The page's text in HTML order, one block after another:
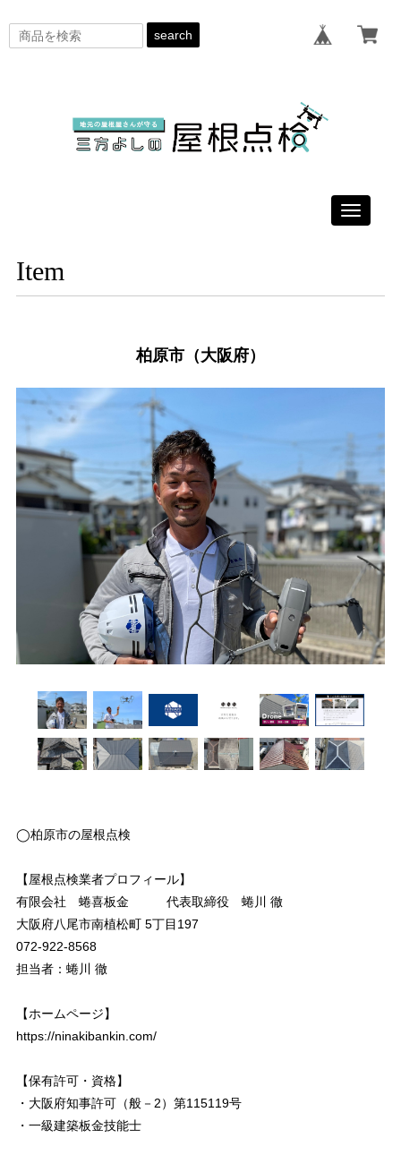
search
Toggle
Item
柏原市（大阪府）
◯柏原市の屋根点検
【屋根点検業者プロフィール】
有限会社 蜷喜板金 代表取締役 蜷川 徹
大阪府八尾市南植松町 5丁目197
072-922-8568
担当者：蜷川 徹
【ホームページ】
https://ninakibankin.com/
【保有許可・資格】
・大阪府知事許可（般－2）第115119号
・一級建築板金技能士